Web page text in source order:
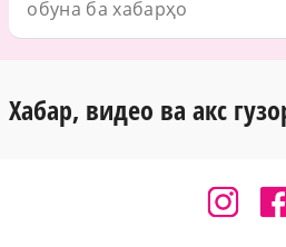
Хабар, видео ва акс